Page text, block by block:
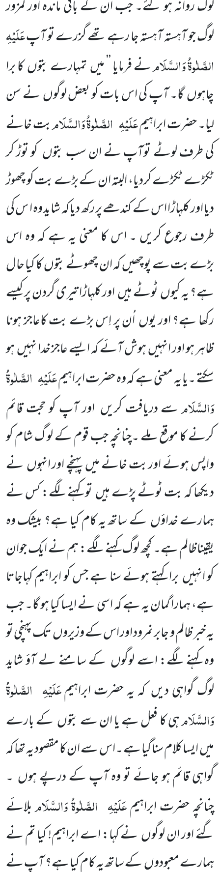
لوگ روانہ ہو گئے۔ جب ان کے باقی ماندہ اور کمزور
لوگ جو آہستہ آہستہ جا رہے تھے گزرے تو آپعَلَیْہِ
الصَّلٰوۃُ وَالسَّلَامنے فرمایا ’’ میں تمہارے بتوں کا برا
چاہوں گا۔ آپ کی اس بات کو بعض لوگوں نے سن
لیا۔ حضرت ابراہیمعَلَیْہِ الصَّلٰوۃُ وَالسَّلَامبت خانے
کی طرف لوٹے توآپ نے ان سب بتوں کو توڑ کر
ٹکڑے ٹکڑے کردیا، البتہ ان کے بڑے بت کو چھوڑ
دیا اور کلہاڑا اس کے کندھے پر رکھ دیا کہ شاید وہ ا س کی
طرف رجوع کریں ۔ اس کا معنی یہ ہے کہ وہ اس
بڑے بت سے پوچھیں کہ ان چھوٹے بتوں کا کیا حال
ہے؟ یہ کیوں ٹوٹے ہیں اور کلہاڑا تیری گردن پر کیسے
رکھا ہے؟ اور یوں اُن پر اِس بڑے بت کاعاجز ہونا
ظاہر ہو اور انہیں ہوش آئے کہ ایسے عاجز خدا نہیں ہو
سکتے ۔یا یہ معنی ہے کہ وہ حضرت ابراہیمعَلَیْہِ الصَّلٰوۃُ
وَالسَّلَامسے دریافت کریں اور آپ کو حجت قائم
کرنے کا موقع ملے ۔چنانچہ جب قوم کے لو گ شام کو
واپس ہوئے اور بت خانے میں پہنچے اور انہوں نے
دیکھا کہ بت ٹوٹے پڑے ہیں تو کہنے لگے: کس نے
ہمارے خداؤں کے ساتھ یہ کام کیا ہے؟ بیشک وہ
یقیناظالم ہے۔ کچھ لوگ کہنے لگے: ہم نے ایک جوان
کو انہیں برا کہتے ہوئے سنا ہے جس کو ابراہیم کہاجاتا
ہے، ہمارا گمان یہ ہے کہ اسی نے ایسا کیا ہو گا۔ جب
یہ خبر ظالم و جابر نمرود اور اس کے وزیروں تک پہنچی تو
وہ کہنے لگے: اسے لوگوں کے سامنے لے آؤ شاید
لوگ گواہی دیں کہ یہ حضرت ابراہیمعَلَیْہِ الصَّلٰوۃُ
وَالسَّلَامہی کا فعل ہے یا ان سے بتوں کے بارے
میں ایسا کلام سنا گیا ہے ۔اس سے ان کا مقصود یہ تھا کہ
گواہی قائم ہو جائے تو وہ آپ کے درپے ہوں ۔
چنانچہ حضرت ابراہیمعَلَیْہِ الصَّلٰوۃُ وَالسَّلَامبلائے
گئے اور ان لوگوں نے کہا: اے ابراہیم! کیا تم نے
ہمارے معبودوں کے ساتھ یہ کام کیا ہے؟ آپ نے